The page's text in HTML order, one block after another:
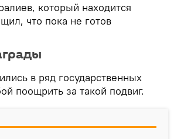
который находится
что пока не готов
в ряд государственных
поощрить за такой подвиг.